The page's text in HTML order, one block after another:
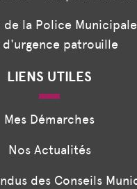
la Police
d'urgence patrouille
LIENS UTILES
Mes Démarches
Nos Actualités
des Conseils